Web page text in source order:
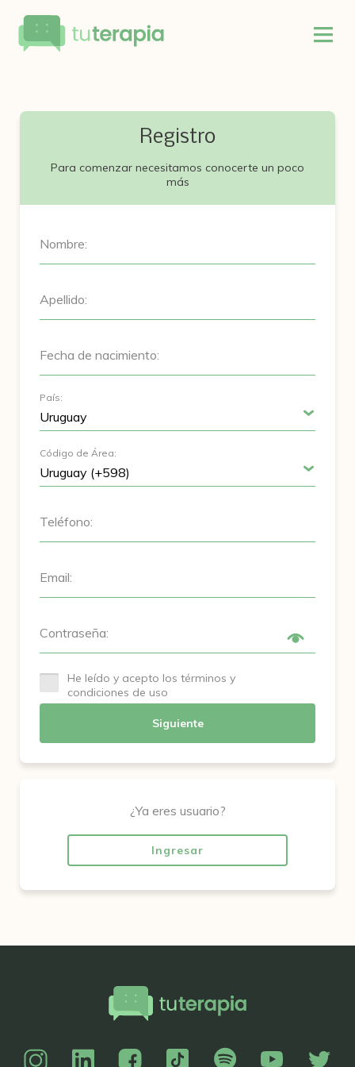
Registro
Para comenzar necesitamos conocerte un poco
más
Nombre:
Apellido:
Fecha de nacimiento:
País:
Código de Área:
Teléfono:
Email:
Contraseña:
He leído y acepto los términos y
condiciones de uso
Siguiente
¿Ya eres usuario?
Ingresar